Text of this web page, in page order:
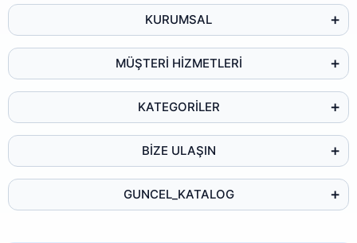
KURUMSAL
MÜŞTERİ HİZMETLERİ
KATEGORİLER
BİZE ULAŞIN
GUNCEL_KATALOG